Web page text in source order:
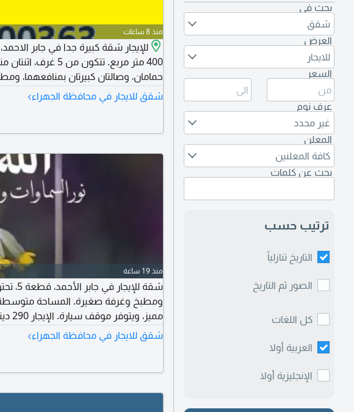
بحث في
شقق
العرض
للايجار
السعر
عرف نوم
غير محدد
المعلن
كافة المعلنين
بحث عن كلمات
ترتيب حسب
التاريخ تنازلياً
الصور ثم التاريخ
كل اللغات
العربية أولا
الإنجليزية أولا
منذ 8 ساعات
للإيجار شقة كبيرة جدا في جابر
حمامان، وصالتان كبيرتان بمنافعهما،
وغرفة عاملة مع حمامها، وغرفة غسيل،
شقق للايجار في محافظة الجهراء›
منذ 19 ساعة
شقة
ومطبخ وغرفة صغيرة. المساحة
عقاري.
شقق للايجار في محافظة الجهراء›